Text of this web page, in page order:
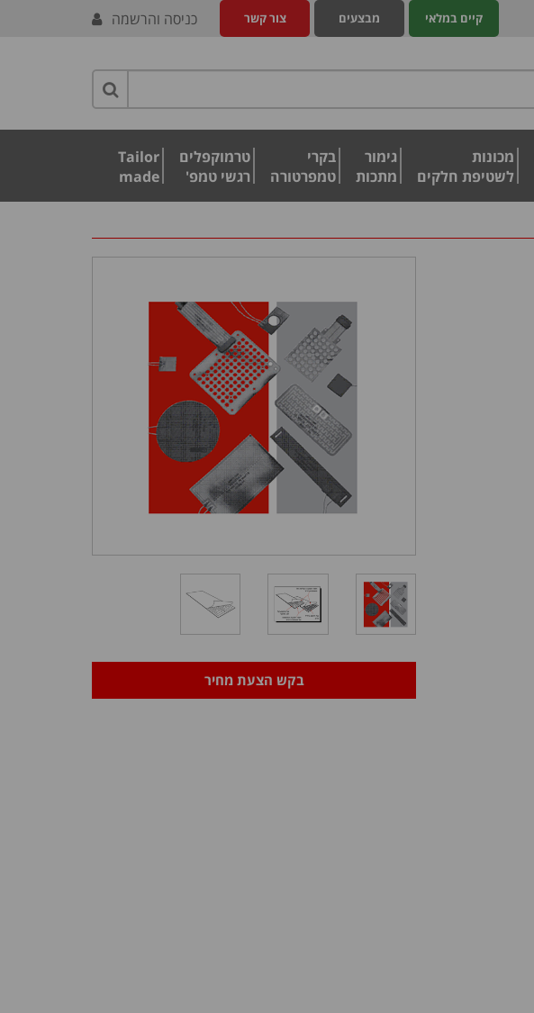
צור קשר מבצעים קיים במלאי כניסה והרשמה
מכונות
לשטיפת חלקים
גימור
מתכות
בקרי
טמפרטורה
טרמוקפלים
רגשי טמפ'
Tailor
made
בקש הצעת מחיר